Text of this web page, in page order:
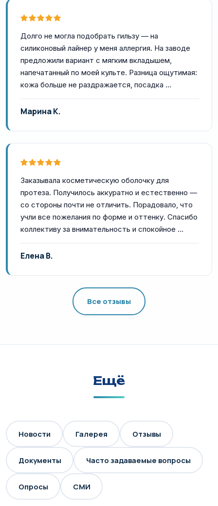
Долго не могла подобрать гильзу — на
силиконовый лайнер у меня аллергия. На заводе
предложили вариант с мягким вкладышем,
напечатанный по моей культе. Разница ощутимая:
кожа больше не раздражается, посадка …
Марина К.
Заказывала косметическую оболочку для
протеза. Получилось аккуратно и естественно —
со стороны почти не отличить. Порадовало, что
учли все пожелания по форме и оттенку. Спасибо
коллективу за внимательность и спокойное …
Елена В.
Все отзывы
Ещё
Новости Галерея Отзывы
Документы Часто задаваемые вопросы
Опросы СМИ